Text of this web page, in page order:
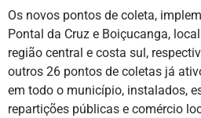
Os novos pontos de coleta,
Pontal da Cruz e Boiçucanga,
região central e costa sul,
outros 26 pontos de coletas já
em todo o município, instalados,
repartições públicas e comércio